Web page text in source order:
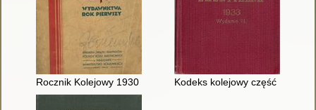
Rocznik Kolejowy 1930 : opracowany na podstawie źródeł
Kodeks kolejowy część II